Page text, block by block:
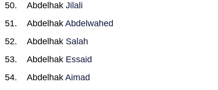
Abdelhak Jilali
Abdelhak Abdelwahed
Abdelhak Salah
Abdelhak Essaid
Abdelhak Aimad